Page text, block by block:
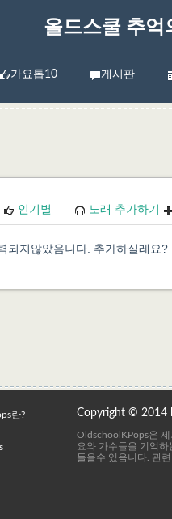
올드스쿨 추억
가요톱10 게시판
인기별 노래 추가하기
되지않았음니다. 추가하실레요?
란? Copyright © 2014
OldschoolKPops은
요와 가수들을 기억
들을수 있음니다. 관